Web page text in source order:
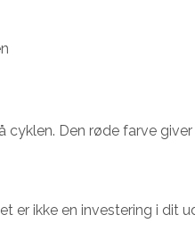
Den røde farve
ikke en investering i dit